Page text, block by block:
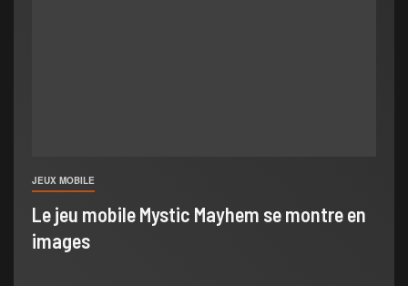
JEUX MOBILE
Le jeu mobile Mystic Mayhem se montre en
images